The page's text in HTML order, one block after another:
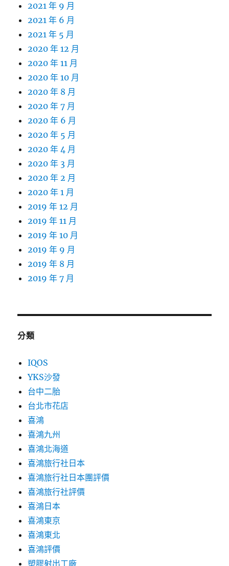
2021 年 9 月
2021 年 6 月
2021 年 5 月
2020 年 12 月
2020 年 11 月
2020 年 10 月
2020 年 8 月
2020 年 7 月
2020 年 6 月
2020 年 5 月
2020 年 4 月
2020 年 3 月
2020 年 2 月
2020 年 1 月
2019 年 12 月
2019 年 11 月
2019 年 10 月
2019 年 9 月
2019 年 8 月
2019 年 7 月
分類
IQOS
YKS沙發
台中二胎
台北市花店
喜鴻
喜鴻九州
喜鴻北海道
喜鴻旅行社日本
喜鴻旅行社日本團評價
喜鴻旅行社評價
喜鴻日本
喜鴻東京
喜鴻東北
喜鴻評價
塑膠射出工廠